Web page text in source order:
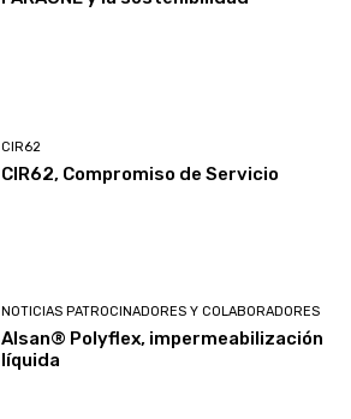
CIR62
CIR62, Compromiso de Servicio
NOTICIAS PATROCINADORES Y COLABORADORES
Alsan® Polyflex, impermeabilización
líquida